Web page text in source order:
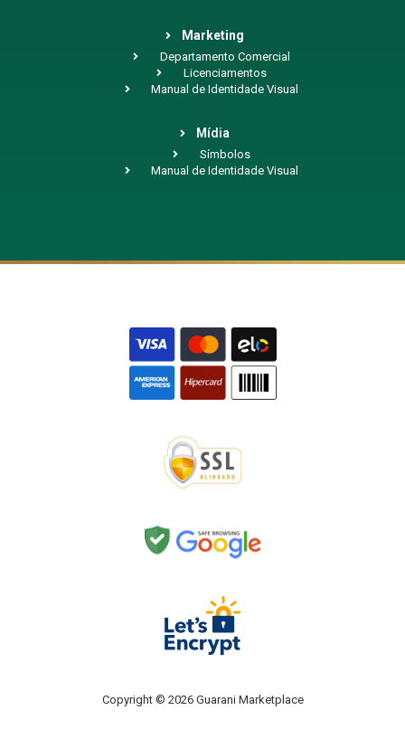
Marketing
Departamento Comercial
Licenciamentos
Manual de Identidade Visual
Mídia
Símbolos
Manual de Identidade Visual
Copyright © 2026 Guarani Marketplace